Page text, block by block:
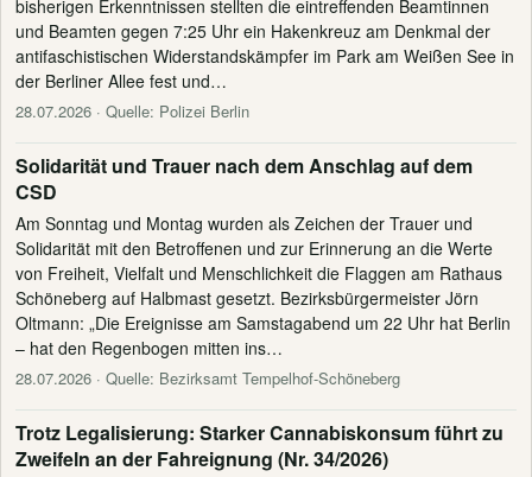
bisherigen Erkenntnissen stellten die eintreffenden Beamtinnen
und Beamten gegen 7:25 Uhr ein Hakenkreuz am Denkmal der
antifaschistischen Widerstandskämpfer im Park am Weißen See in
der Berliner Allee fest und…
28.07.2026 · Quelle: Polizei Berlin
Solidarität und Trauer nach dem Anschlag auf dem
CSD
Am Sonntag und Montag wurden als Zeichen der Trauer und
Solidarität mit den Betroffenen und zur Erinnerung an die Werte
von Freiheit, Vielfalt und Menschlichkeit die Flaggen am Rathaus
Schöneberg auf Halbmast gesetzt. Bezirksbürgermeister Jörn
Oltmann: „Die Ereignisse am Samstagabend um 22 Uhr hat Berlin
– hat den Regenbogen mitten ins…
28.07.2026 · Quelle: Bezirksamt Tempelhof-Schöneberg
Trotz Legalisierung: Starker Cannabiskonsum führt zu
Zweifeln an der Fahreignung (Nr. 34/2026)